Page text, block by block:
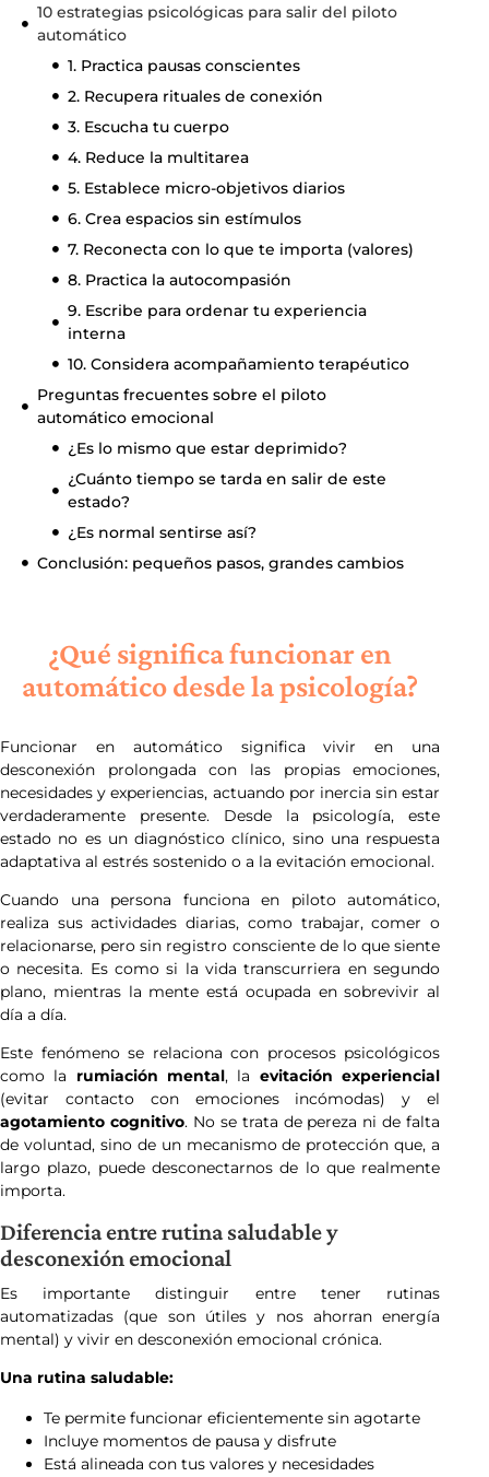
10 estrategias psicológicas para salir del piloto
automático
1. Practica pausas conscientes
2. Recupera rituales de conexión
3. Escucha tu cuerpo
4. Reduce la multitarea
5. Establece micro-objetivos diarios
6. Crea espacios sin estímulos
7. Reconecta con lo que te importa (valores)
8. Practica la autocompasión
9. Escribe para ordenar tu experiencia
interna
10. Considera acompañamiento terapéutico
Preguntas frecuentes sobre el piloto
automático emocional
¿Es lo mismo que estar deprimido?
¿Cuánto tiempo se tarda en salir de este
estado?
¿Es normal sentirse así?
Conclusión: pequeños pasos, grandes cambios
¿Qué significa funcionar en
automático desde la psicología?
Funcionar en automático significa vivir en una
desconexión prolongada con las propias emociones,
necesidades y experiencias, actuando por inercia sin estar
verdaderamente presente. Desde la psicología, este
estado no es un diagnóstico clínico, sino una respuesta
adaptativa al estrés sostenido o a la evitación emocional.
Cuando una persona funciona en piloto automático,
realiza sus actividades diarias, como trabajar, comer o
relacionarse, pero sin registro consciente de lo que siente
o necesita. Es como si la vida transcurriera en segundo
plano, mientras la mente está ocupada en sobrevivir al
día a día.
Este fenómeno se relaciona con procesos psicológicos
como la rumiación mental, la evitación experiencial
(evitar contacto con emociones incómodas) y el
agotamiento cognitivo. No se trata de pereza ni de falta
de voluntad, sino de un mecanismo de protección que, a
largo plazo, puede desconectarnos de lo que realmente
importa.
Diferencia entre rutina saludable y
desconexión emocional
Es importante distinguir entre tener rutinas
automatizadas (que son útiles y nos ahorran energía
mental) y vivir en desconexión emocional crónica.
Una rutina saludable:
Te permite funcionar eficientemente sin agotarte
Incluye momentos de pausa y disfrute
Está alineada con tus valores y necesidades